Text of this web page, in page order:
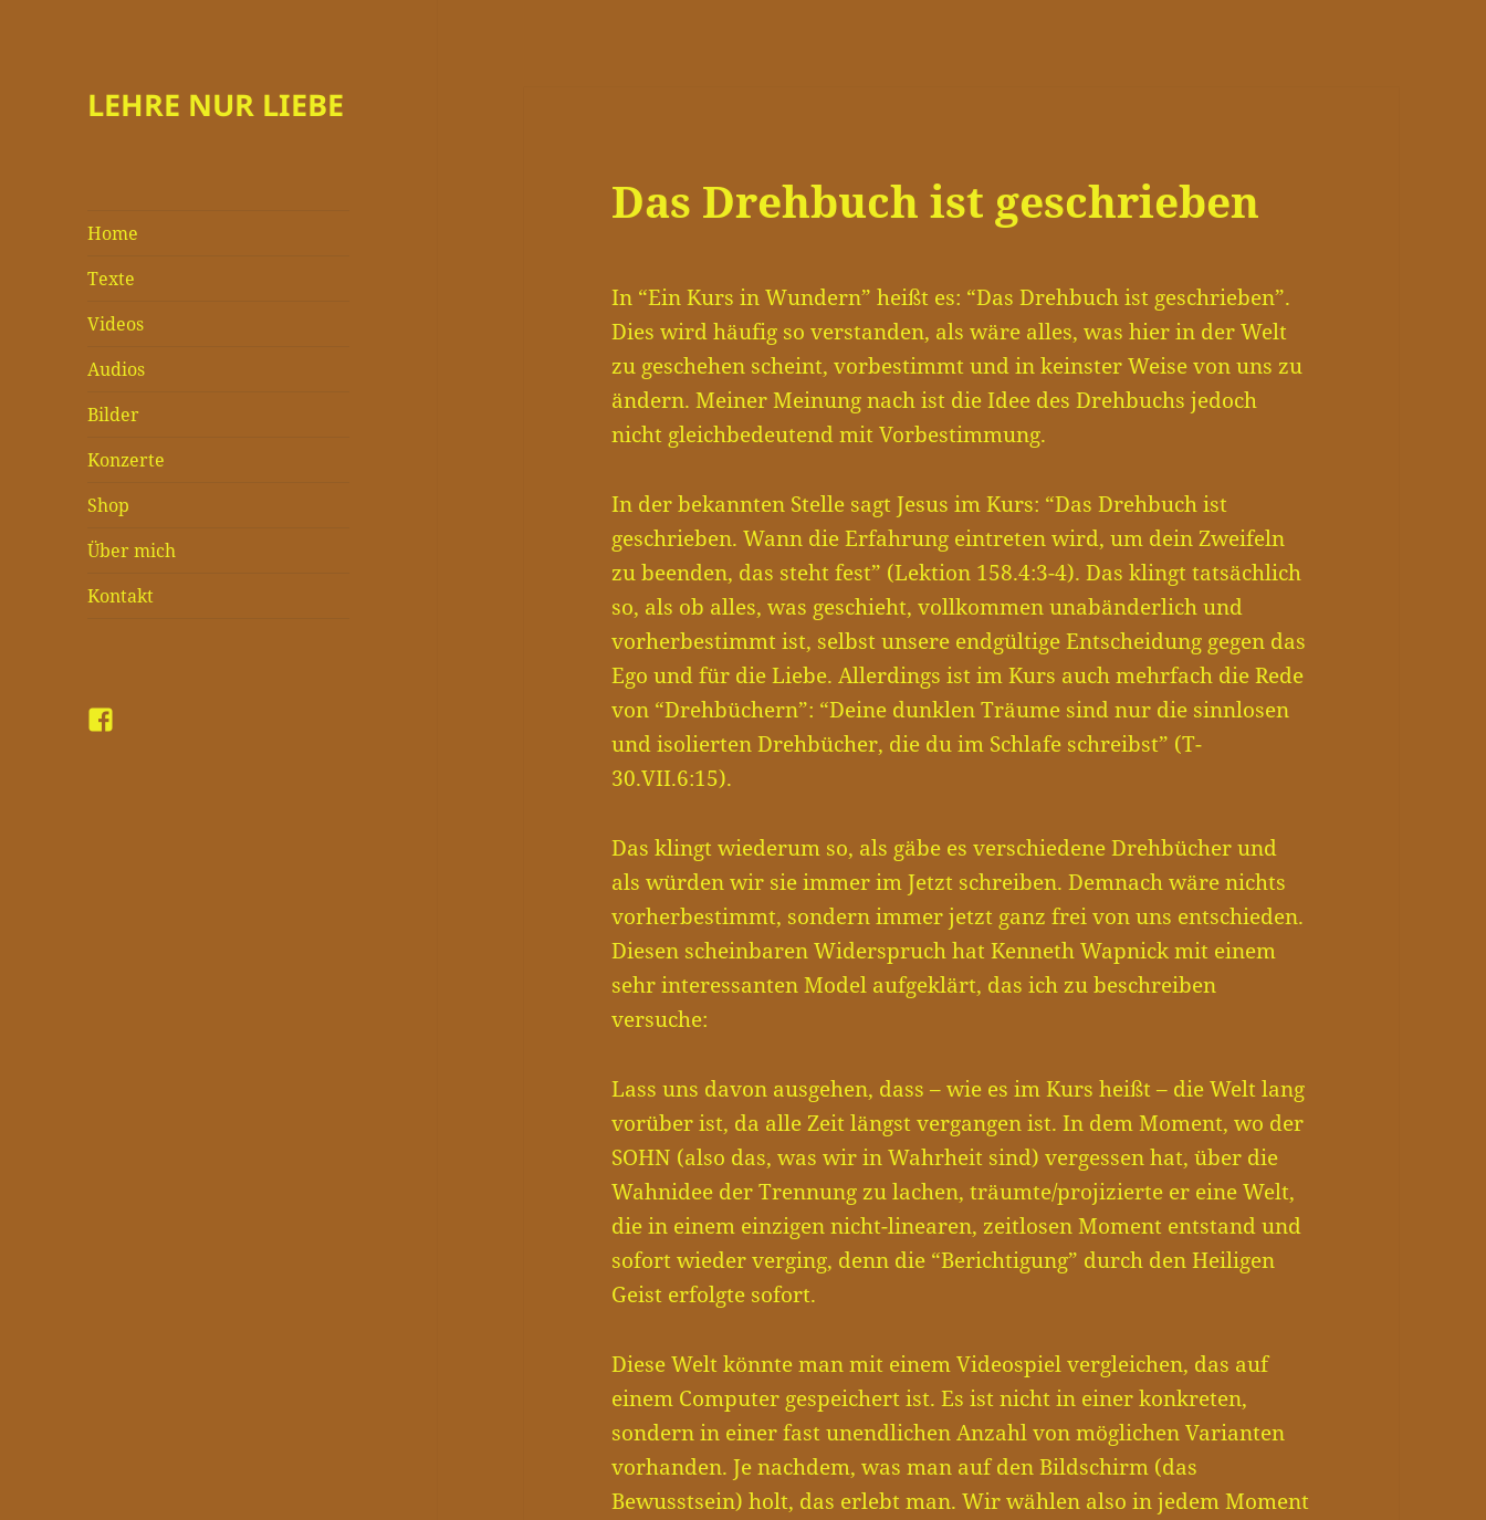
LEHRE NUR LIEBE
Home
Texte
Videos
Audios
Bilder
Konzerte
Shop
Über mich
Kontakt
Facebook
Das Drehbuch ist geschrieben
In “Ein Kurs in Wundern” heißt es: “Das Drehbuch ist geschrieben”.
Dies wird häufig so verstanden, als wäre alles, was hier in der Welt
zu geschehen scheint, vorbestimmt und in keinster Weise von uns zu
ändern. Meiner Meinung nach ist die Idee des Drehbuchs jedoch
nicht gleichbedeutend mit Vorbestimmung.
In der bekannten Stelle sagt Jesus im Kurs: “Das Drehbuch ist
geschrieben. Wann die Erfahrung eintreten wird, um dein Zweifeln
zu beenden, das steht fest” (Lektion 158.4:3-4). Das klingt tatsächlich
so, als ob alles, was geschieht, vollkommen unabänderlich und
vorherbestimmt ist, selbst unsere endgültige Entscheidung gegen das
Ego und für die Liebe. Allerdings ist im Kurs auch mehrfach die Rede
von “Drehbüchern”: “Deine dunklen Träume sind nur die sinnlosen
und isolierten Drehbücher, die du im Schlafe schreibst” (T-
30.VII.6:15).
Das klingt wiederum so, als gäbe es verschiedene Drehbücher und
als würden wir sie immer im Jetzt schreiben. Demnach wäre nichts
vorherbestimmt, sondern immer jetzt ganz frei von uns entschieden.
Diesen scheinbaren Widerspruch hat Kenneth Wapnick mit einem
sehr interessanten Model aufgeklärt, das ich zu beschreiben
versuche:
Lass uns davon ausgehen, dass – wie es im Kurs heißt – die Welt lang
vorüber ist, da alle Zeit längst vergangen ist. In dem Moment, wo der
SOHN (also das, was wir in Wahrheit sind) vergessen hat, über die
Wahnidee der Trennung zu lachen, träumte/projizierte er eine Welt,
die in einem einzigen nicht-linearen, zeitlosen Moment entstand und
sofort wieder verging, denn die “Berichtigung” durch den Heiligen
Geist erfolgte sofort.
Diese Welt könnte man mit einem Videospiel vergleichen, das auf
einem Computer gespeichert ist. Es ist nicht in einer konkreten,
sondern in einer fast unendlichen Anzahl von möglichen Varianten
vorhanden. Je nachdem, was man auf den Bildschirm (das
Bewusstsein) holt, das erlebt man. Wir wählen also in jedem Moment